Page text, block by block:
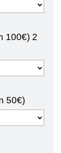
100€) 2
50€)